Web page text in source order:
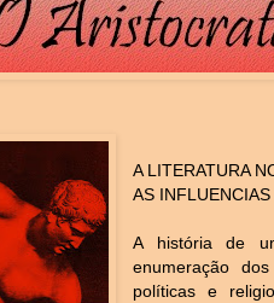
A LITERATURA
AS
A história de
enumeração
políticas e